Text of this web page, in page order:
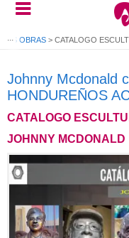
OBRAS > CATALOGO
Johnny Mcdonald
HONDUREÑOS
CATALOGO
JOHNNY MCDONALD